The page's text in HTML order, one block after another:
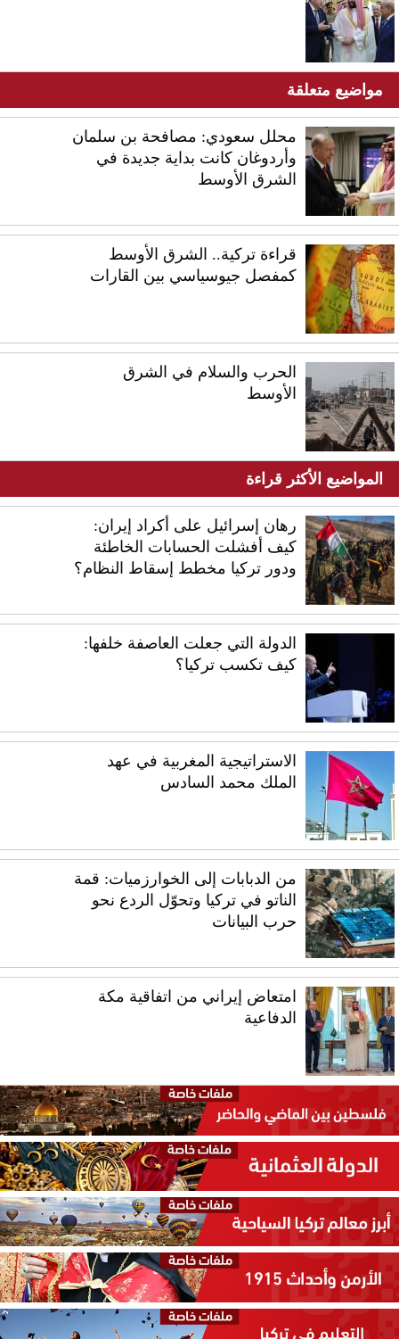
مواضيع متعلقة
محلل سعودي: مصافحة بن سلمان
وأردوغان كانت بداية جديدة في
الشرق الأوسط
قراءة تركية.. الشرق الأوسط
كمفصل جيوسياسي بين القارات
الحرب والسلام في الشرق
الأوسط
المواضيع الأكثر قراءة
رهان إسرائيل على أكراد إيران:
كيف أفشلت الحسابات الخاطئة
ودور تركيا مخطط إسقاط النظام؟
الدولة التي جعلت العاصفة خلفها:
كيف تكسب تركيا؟
الاستراتيجية المغربية في عهد
الملك محمد السادس
من الدبابات إلى الخوارزميات: قمة
الناتو في تركيا وتحوّل الردع نحو
حرب البيانات
امتعاض إيراني من اتفاقية مكة
الدفاعية